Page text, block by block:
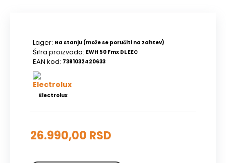
Lager: Na stanju (može se poručiti na zahtev)
Šifra proizvoda: EWH 50 Fmx DL EEC
EAN kod: 7381032420633
Electrolux
26.990,00 RSD